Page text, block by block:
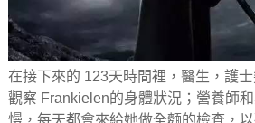
在接下來的 123天時間裡，醫生，護
觀察 Frankielen的身體狀況；營養師